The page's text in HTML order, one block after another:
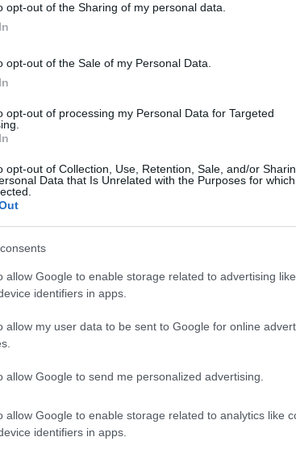
opt-out of the Sharing of my personal data.
opt-out of the Sale of my Personal Data.
opt-out of processing my Personal Data for Targeted
opt-out of Collection, Use, Retention, Sale, and/or
Data that Is Unrelated with the Purposes for
allow Google to enable storage related to advertising
identifiers in apps.
allow my user data to be sent to Google for online
allow Google to send me personalized advertising.
allow Google to enable storage related to analytics like
identifiers in apps.
Red Bull Content Pool
Racing pilóta, és
ez azt, hogy tökéletesnek érzi a
Talking Bull podcastban azt kérdezték
szólni, mire így felelt:
hogy sokszor fogjuk még hallani a mexikói
dolgozom, hogy ezt elérjük.
a szezonkezdet miatt. Előre akarom
Remélhetőleg le tudjuk győzni őket.